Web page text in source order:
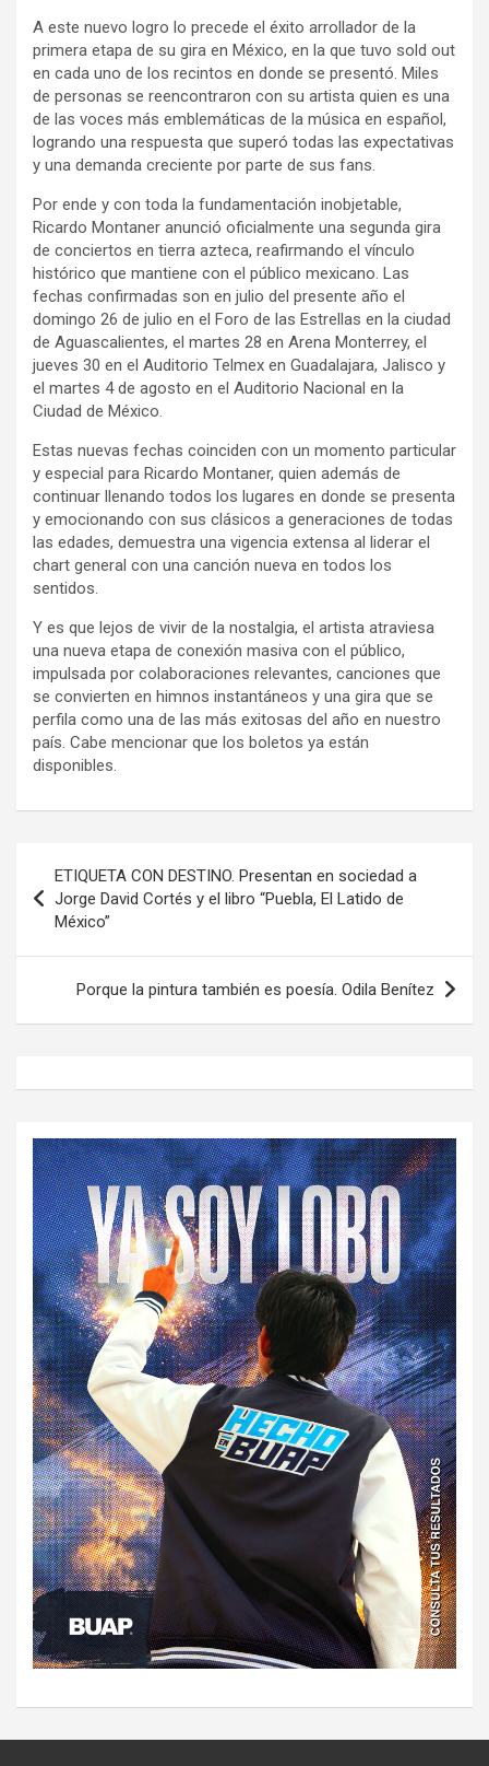
A este nuevo logro lo precede el éxito arrollador de la
primera etapa de su gira en México, en la que tuvo sold out
en cada uno de los recintos en donde se presentó. Miles
de personas se reencontraron con su artista quien es una
de las voces más emblemáticas de la música en español,
logrando una respuesta que superó todas las expectativas
y una demanda creciente por parte de sus fans.
Por ende y con toda la fundamentación inobjetable,
Ricardo Montaner anunció oficialmente una segunda gira
de conciertos en tierra azteca, reafirmando el vínculo
histórico que mantiene con el público mexicano. Las
fechas confirmadas son en julio del presente año el
domingo 26 de julio en el Foro de las Estrellas en la ciudad
de Aguascalientes, el martes 28 en Arena Monterrey, el
jueves 30 en el Auditorio Telmex en Guadalajara, Jalisco y
el martes 4 de agosto en el Auditorio Nacional en la
Ciudad de México.
Estas nuevas fechas coinciden con un momento particular
y especial para Ricardo Montaner, quien además de
continuar llenando todos los lugares en donde se presenta
y emocionando con sus clásicos a generaciones de todas
las edades, demuestra una vigencia extensa al liderar el
chart general con una canción nueva en todos los
sentidos.
Y es que lejos de vivir de la nostalgia, el artista atraviesa
una nueva etapa de conexión masiva con el público,
impulsada por colaboraciones relevantes, canciones que
se convierten en himnos instantáneos y una gira que se
perfila como una de las más exitosas del año en nuestro
país. Cabe mencionar que los boletos ya están
disponibles.
de
entradas
ETIQUETA CON DESTINO. Presentan en sociedad a
Jorge David Cortés y el libro “Puebla, El Latido de
México”
Porque la pintura también es poesía. Odila Benítez